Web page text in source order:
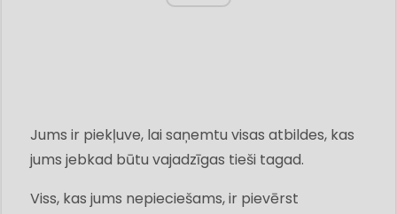
Jums ir piekļuve, lai saņemtu visas atbildes, kas
jums jebkad būtu vajadzīgas tieši tagad.
Viss, kas jums nepieciešams, ir pievērst